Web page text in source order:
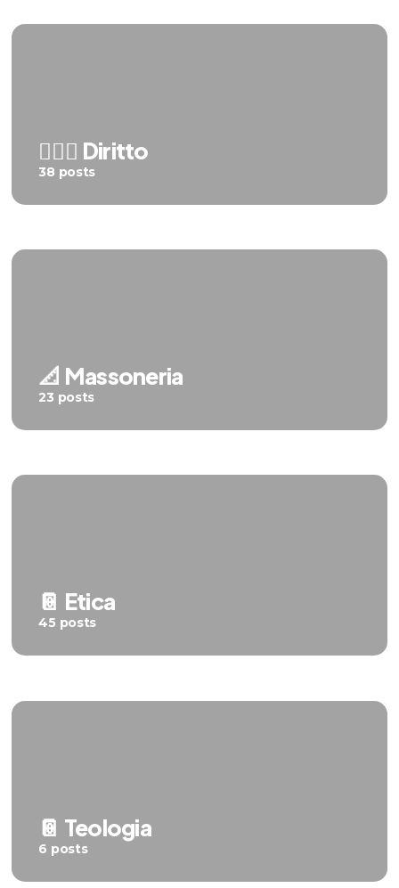
🔴Live
👨🏼‍⚖️ Diritto
38 posts
📐 Massoneria
23 posts
📔 Etica
45 posts
📔 Teologia
6 posts